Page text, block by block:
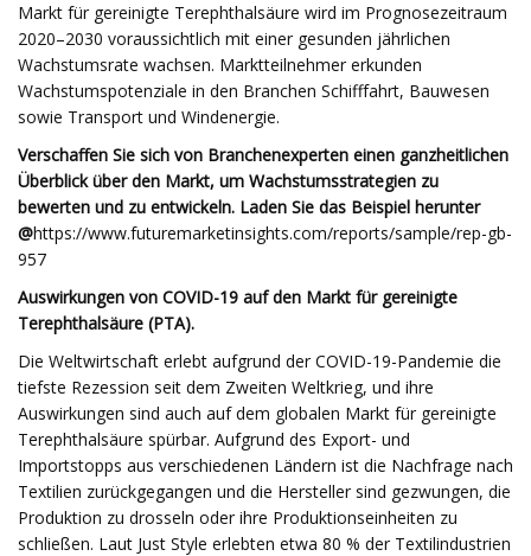
Markt für gereinigte Terephthalsäure wird im Prognosezeitraum
2020–2030 voraussichtlich mit einer gesunden jährlichen
Wachstumsrate wachsen. Marktteilnehmer erkunden
Wachstumspotenziale in den Branchen Schifffahrt, Bauwesen
sowie Transport und Windenergie.
Verschaffen Sie sich von Branchenexperten einen ganzheitlichen
Überblick über den Markt, um Wachstumsstrategien zu
bewerten und zu entwickeln. Laden Sie das Beispiel herunter
@https://www.futuremarketinsights.com/reports/sample/rep-gb-
957
Auswirkungen von COVID-19 auf den Markt für gereinigte
Terephthalsäure (PTA).
Die Weltwirtschaft erlebt aufgrund der COVID-19-Pandemie die
tiefste Rezession seit dem Zweiten Weltkrieg, und ihre
Auswirkungen sind auch auf dem globalen Markt für gereinigte
Terephthalsäure spürbar. Aufgrund des Export- und
Importstopps aus verschiedenen Ländern ist die Nachfrage nach
Textilien zurückgegangen und die Hersteller sind gezwungen, die
Produktion zu drosseln oder ihre Produktionseinheiten zu
schließen. Laut Just Style erlebten etwa 80 % der Textilindustrien